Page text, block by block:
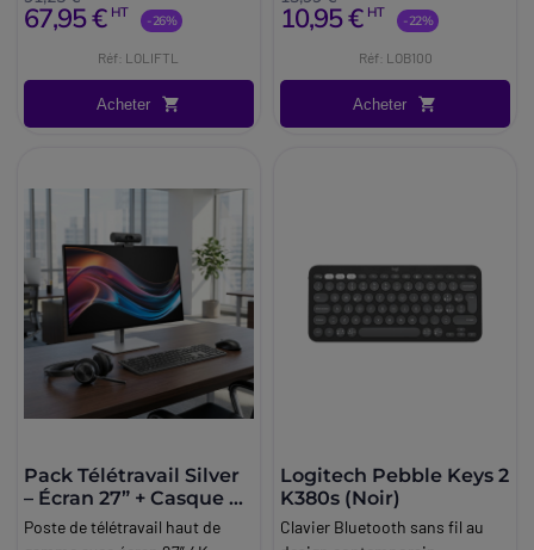
67,95 € HT -26%
Réf: LOLIFTL
Acheter
10,95 € HT -22%
Réf: LOB100
Acheter
Pack Télétravail Silver
– Écran 27” + Casque +
Webcam +
Clavier/Souris
Poste de télétravail haut de
Logitech Pebble Keys 2
K380s (Noir)
Clavier Bluetooth sans fil au